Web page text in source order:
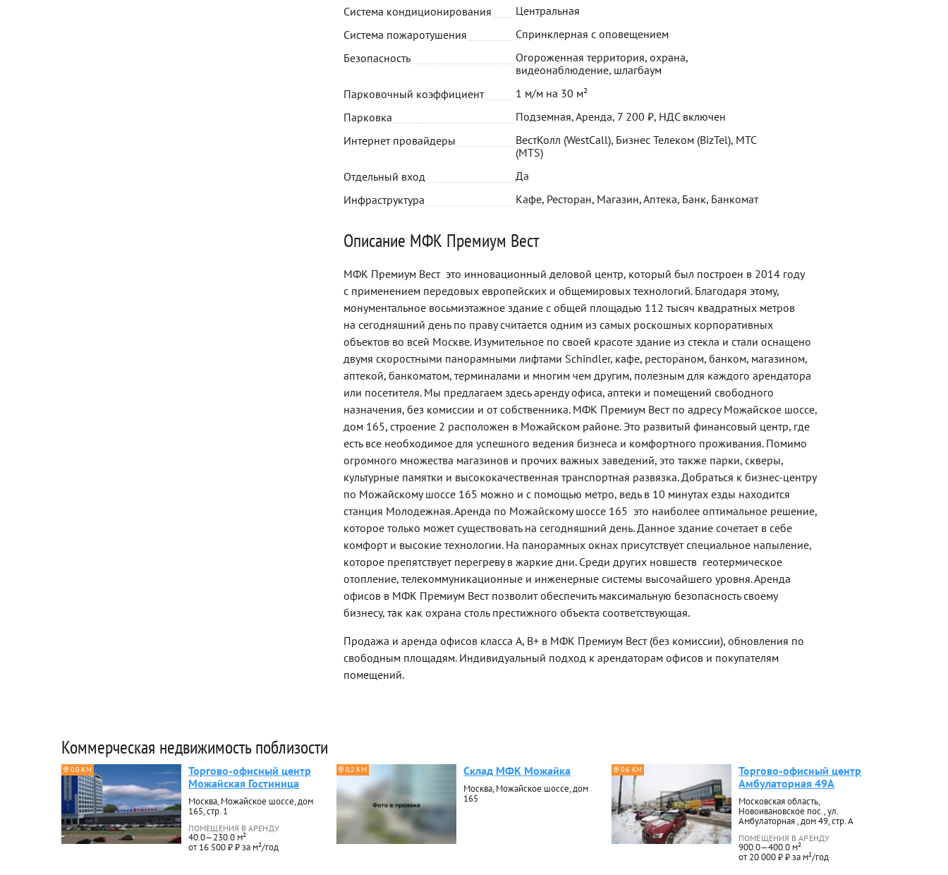
Система кондиционирования
Центральная
Система пожаротушения
Спринклерная с оповещением
Безопасность
Огороженная территория, охрана,
видеонаблюдение, шлагбаум
Парковочный коэффициент
1 м/м на 30 м²
Парковка
Подземная, Аренда, 7 200 ₽, НДС включен
Интернет провайдеры
ВестКолл (WestCall), Бизнес Телеком (BizTel), МТС
(MTS)
Отдельный вход
Да
Инфраструктура
Кафе, Ресторан, Магазин, Аптека, Банк, Банкомат
Описание МФК Премиум Вест
МФК Премиум Вест  это инновационный деловой центр, который был построен в 2014 году
с применением передовых европейских и общемировых технологий. Благодаря этому,
монументальное восьмиэтажное здание с общей площадью 112 тысяч квадратных метров
на сегодняшний день по праву считается одним из самых роскошных корпоративных
объектов во всей Москве. Изумительное по своей красоте здание из стекла и стали оснащено
двумя скоростными панорамными лифтами Schindler, кафе, рестораном, банком, магазином,
аптекой, банкоматом, терминалами и многим чем другим, полезным для каждого арендатора
или посетителя. Мы предлагаем здесь аренду офиса, аптеки и помещений свободного
назначения, без комиссии и от собственника. МФК Премиум Вест по адресу Можайское шоссе,
дом 165, строение 2 расположен в Можайском районе. Это развитый финансовый центр, где
есть все необходимое для успешного ведения бизнеса и комфортного проживания. Помимо
огромного множества магазинов и прочих важных заведений, это также парки, скверы,
культурные памятки и высококачественная транспортная развязка. Добраться к бизнес-центру
по Можайскому шоссе 165 можно и с помощью метро, ведь в 10 минутах езды находится
станция Молодежная. Аренда по Можайскому шоссе 165  это наиболее оптимальное решение,
которое только может существовать на сегодняшний день. Данное здание сочетает в себе
комфорт и высокие технологии. На панорамных окнах присутствует специальное напыление,
которое препятствует перегреву в жаркие дни. Среди других новшеств  геотермическое
отопление, телекоммуникационные и инженерные системы высочайшего уровня. Аренда
офисов в МФК Премиум Вест позволит обеспечить максимальную безопасность своему
бизнесу, так как охрана столь престижного объекта соответствующая.
Продажа и аренда офисов класса A, B+ в МФК Премиум Вест (без комиссии), обновления по
свободным площадям. Индивидуальный подход к арендаторам офисов и покупателям
помещений.
Коммерческая недвижимость поблизости
0.0 КМ
Торгово-офисный центр
Можайская Гостиница
Москва, Можайское шоссе, дом
165, стр. 1
ПОМЕЩЕНИЯ В АРЕНДУ
40.0—230.0 м²
от 16 500 ₽ ₽ за м²/год
0.2 КМ Склад МФК Можайка
Москва, Можайское шоссе, дом
165
0.6 КМ
Торгово-офисный центр
Амбулаторная 49А
Московская область,
Новоивановское пос., ул.
Амбулаторная , дом 49, стр. А
ПОМЕЩЕНИЯ В АРЕНДУ
900.0—400.0 м²
от 20 000 ₽ ₽ за м²/год